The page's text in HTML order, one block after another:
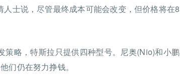
士说，尽管最终成本可能会改变，但价格将在8
略，特斯拉只提供四种型号。尼奥(Nio)和小鹏
们仍在努力挣钱。